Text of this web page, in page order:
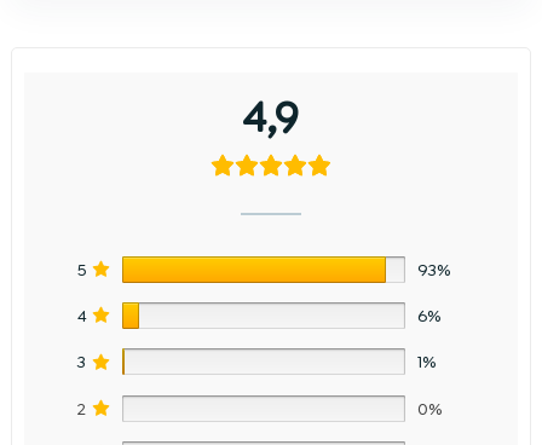
4,9
5 93%
4 6%
3 1%
2 0%